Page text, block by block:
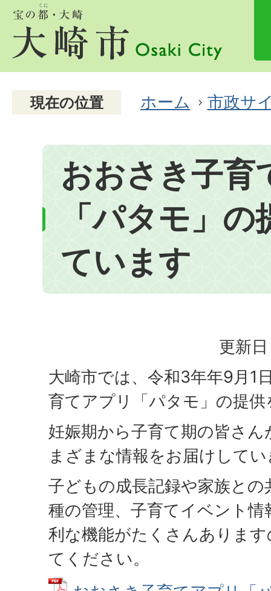
現在の位置 ホーム 市政サ
おおさき子育
「パタモ」
ています
更新
大崎市では、令和3年年9月1
育てアプリ「パタモ」の提
妊娠期から子育て期の皆さ
まざまな情報をお届けして
子どもの成長記録や家族との
種の管理、子育てイベント情
利な機能がたくさんありま
てください。